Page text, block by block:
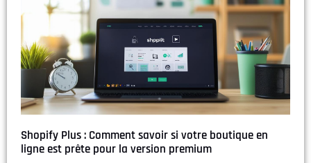
Shopify Plus : Comment savoir si votre boutique en
ligne est prête pour la version premium